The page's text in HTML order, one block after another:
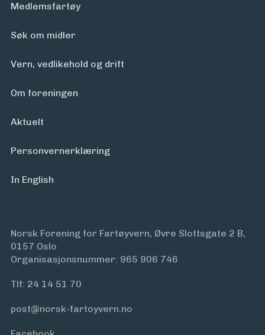
Medlemsfartøy
Søk om midler
Vern, vedlikehold og drift
Om foreningen
Aktuelt
Personvern­erklæring
In English
Norsk Forening for Fartøyvern, Øvre Slottsgate 2 B,
0157 Oslo
Organisasjonsnummer: 965 906 746
Tlf: 24 14 51 70
post@norsk-fartoyvern.no